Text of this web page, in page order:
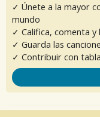
✓ Únete a la mayor
mundo
✓ Califica, comenta y
✓ Guarda las
✓ Contribuir con